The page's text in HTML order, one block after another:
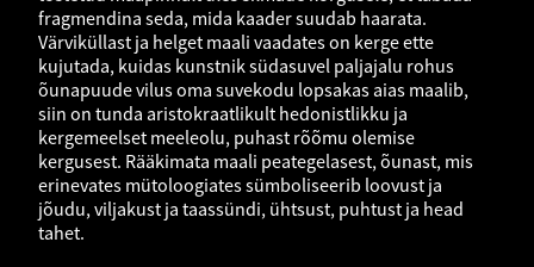
fragmendina seda, mida kaader suudab haarata.
Värviküllast ja helget maali vaadates on kerge ette
kujutada, kuidas kunstnik südasuvel paljajalu rohus
õunapuude vilus oma suvekodu lopsakas aias maalib,
siin on tunda aristokraatlikult hedonistlikku ja
kergemeelset meeleolu, puhast rõõmu olemise
kergusest. Rääkimata maali peategelasest, õunast, mis
erinevates mütoloogiates sümboliseerib loovust ja
jõudu, viljakust ja taassündi, ühtsust, puhtust ja head
tahet.